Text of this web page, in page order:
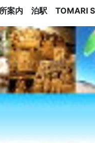
38)5月15…
所案内 泊駅 TOMARI